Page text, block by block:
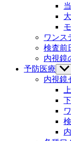
ワンス
検査前
内視鏡
予防医療 サ
ブ
ニ
ュ
ー
を
表
内視鏡